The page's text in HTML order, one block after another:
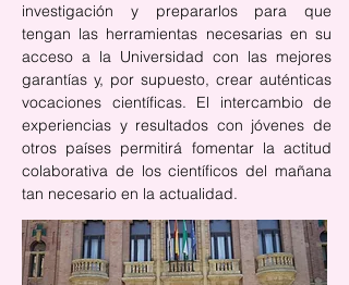
investigación y prepararlos para que
tengan las herramientas necesarias en su
acceso a la Universidad con las mejores
garantías y, por supuesto, crear auténticas
vocaciones científicas. El intercambio de
experiencias y resultados con jóvenes de
otros países permitirá fomentar la actitud
colaborativa de los científicos del mañana
tan necesario en la actualidad.